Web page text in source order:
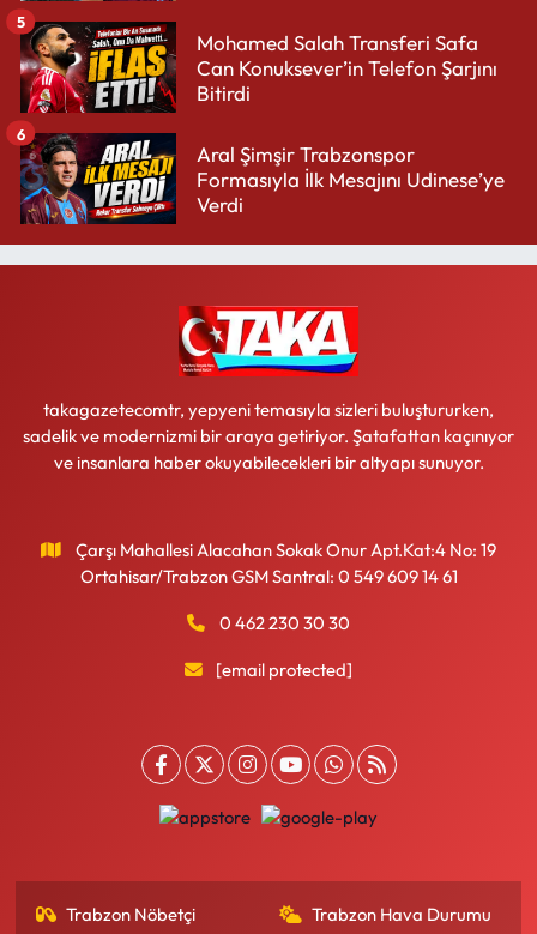
Mohamed Salah Transferi Safa
Can Konuksever’in Telefon Şarjını
Bitirdi
5
Aral Şimşir Trabzonspor
Formasıyla İlk Mesajını Udinese’ye
Verdi
6
takagazetecomtr, yepyeni temasıyla sizleri buluştururken,
sadelik ve modernizmi bir araya getiriyor. Şatafattan kaçınıyor
ve insanlara haber okuyabilecekleri bir altyapı sunuyor.
Çarşı Mahallesi Alacahan Sokak Onur Apt.Kat:4 No: 19
Ortahisar/Trabzon GSM Santral: 0 549 609 14 61
0 462 230 30 30
[email protected]
Trabzon Nöbetçi
Trabzon Hava Durumu